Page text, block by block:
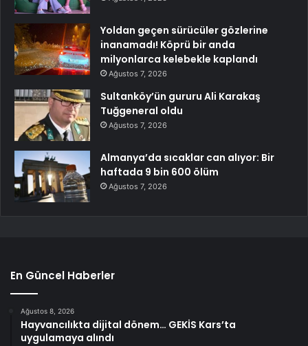
Yoldan geçen sürücüler gözlerine
inanamadı! Köprü bir anda
milyonlarca kelebekle kaplandı
Ağustos 7, 2026
Sultanköy’ün gururu Ali Karakaş
Tuğgeneral oldu
Ağustos 7, 2026
Almanya’da sıcaklar can alıyor: Bir
haftada 9 bin 600 ölüm
Ağustos 7, 2026
En Güncel Haberler
Ağustos 8, 2026
Hayvancılıkta dijital dönem… GEKİS Kars’ta
uygulamaya alındı